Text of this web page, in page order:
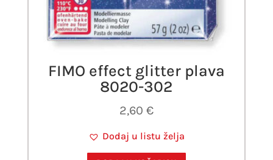
FIMO effect glitter plava
8020-302
2,60 €
Dodaj u listu želja